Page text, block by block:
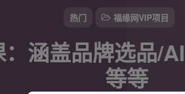
热门 福缘网VIP项目
涵盖品牌选品/
等等